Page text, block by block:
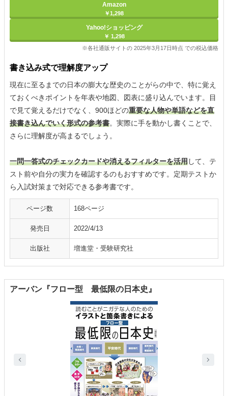
Amazon
￥1,298
Yahoo!ショッピング
￥ 1,298
※各社通販サイトの 2025年3月17日時点 での税込価格
書き込み式で理解度アップ
現在に至るまでの日本の膨大な歴史のことがらの中で、特に覚え
ておくべきポイントを年表や地図、図表に盛り込んでいます。目
で見て覚えるだけでなく、900ほどの重要な人物や単語などを直
接書き込んでいく形式の参考書。実際に手を動かし書くことで、
さらに理解度が高まるでしょう。
一問一答式のチェックカードや消えるフィルターを活用して、テ
スト前や自分の実力を確認するのもおすすめです。定期テストか
ら入試対策まで対応できる参考書です。
ページ数 168ページ
発売日 2022/4/13
出版社 増進堂・受験研究社
アーバン『フロー型 最低限の日本史』